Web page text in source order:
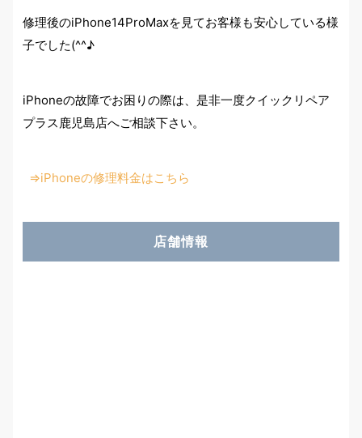
修理後のiPhone14ProMaxを見てお客様も安心している様
子でした(^^♪
iPhoneの故障でお困りの際は、是非一度クイックリペア
プラス鹿児島店へご相談下さい。
⇒iPhoneの修理料金はこちら
店舗情報